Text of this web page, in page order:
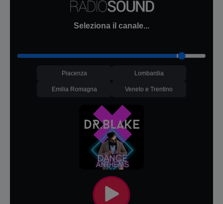
Seleziona il canale...
Piacenza Lombardia
Emilia Romagna Veneto e Trentino